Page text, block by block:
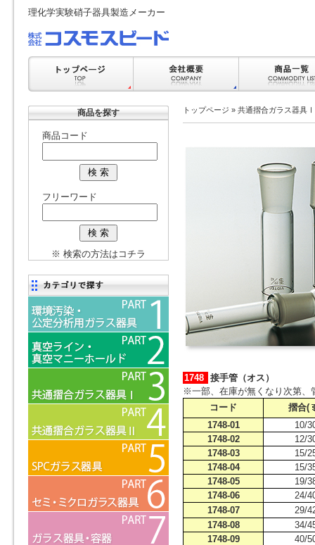
理化学実験硝子器具製造メーカー
商品を探す
商品コード
フリーワード
※ 検索の方法はコチラ
トップページ » 共通摺合ガラス器具Ⅰ
1748 接手管（オス）
※一部、在庫が無くなり次第、
コード
摺合(
1748-01
10/
1748-02
12/
1748-03
15/
1748-04
15/
1748-05
19/
1748-06
24/
1748-07
29/
1748-08
34/
1748-09
40/